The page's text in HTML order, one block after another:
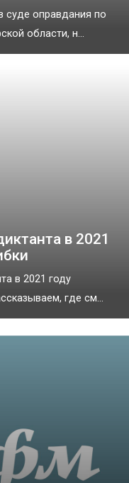
суде оправдания по
области, н...
в 2021
в 2021 году
где см...